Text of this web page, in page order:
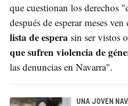
que cuestionan los derechos
después de esperar meses
lista de espera sin ser vistos
que sufren violencia de
las denuncias en Navarra".
UNA JOVEN